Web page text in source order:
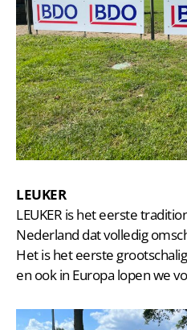
LEUKER
LEUKER is het eerste
Nederland dat volledig
Het is het eerste
en ook in Europa lopen we